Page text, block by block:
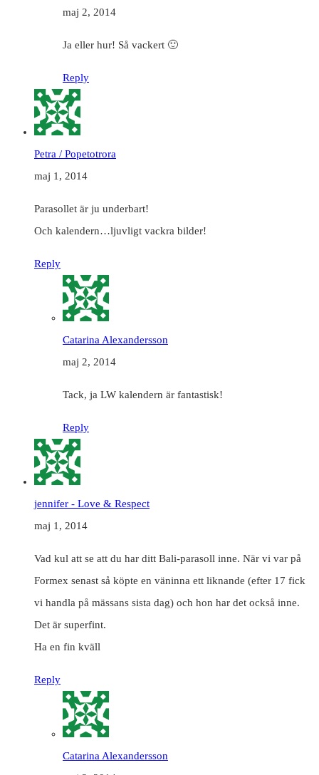
maj 2, 2014
Ja eller hur! Så vackert 🙂
Reply
Petra / Popetotrora
maj 1, 2014
Parasollet är ju underbart!
Och kalendern…ljuvligt vackra bilder!
Reply
Catarina Alexandersson
maj 2, 2014
Tack, ja LW kalendern är fantastisk!
Reply
jennifer - Love & Respect
maj 1, 2014
Vad kul att se att du har ditt Bali-parasoll inne. När vi var på
Formex senast så köpte en väninna ett liknande (efter 17 fick
vi handla på mässans sista dag) och hon har det också inne.
Det är superfint.
Ha en fin kväll
Reply
Catarina Alexandersson